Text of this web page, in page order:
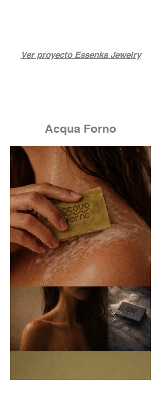
Ver proyecto Essenka Jewelry
Acqua Forno